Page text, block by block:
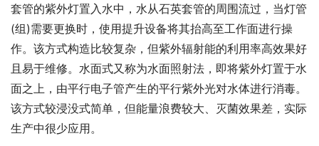
套管的紫外灯置入水中，水从石英套管的周围流过，当灯管
(组)需要更换时，使用提升设备将其抬高至工作面进行操
作。该方式构造比较复杂，但紫外辐射能的利用率高效果好
且易于维修。水面式又称为水面照射法，即将紫外灯置于水
面之上，由平行电子管产生的平行紫外光对水体进行消毒。
该方式较浸没式简单，但能量浪费较大、灭菌效果差，实际
生产中很少应用。